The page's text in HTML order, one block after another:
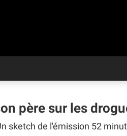
père sur les
sketch de l'émission 52